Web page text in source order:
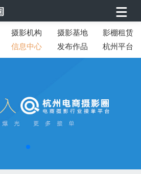
摄影机构 摄影基地
影棚租赁
信息中心 发布作品 杭州平台